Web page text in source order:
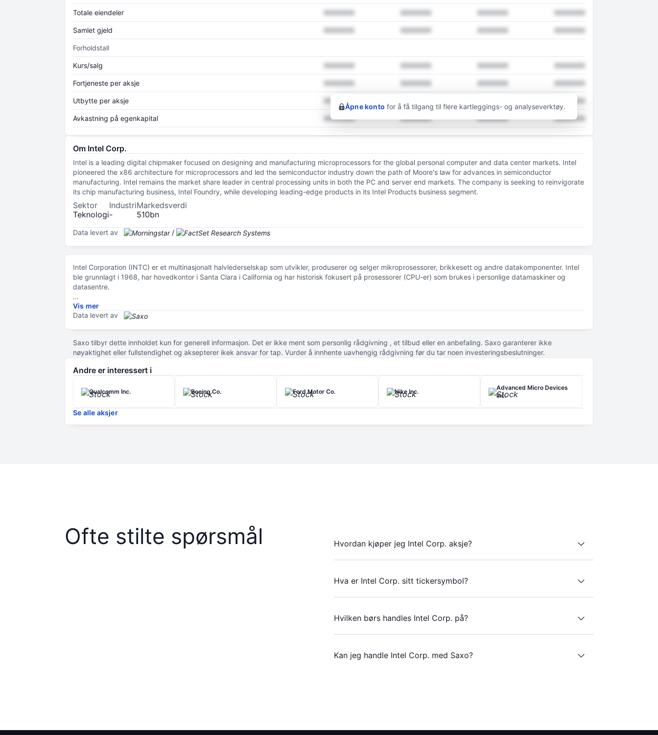
Totale eiendeler XXXXXXX XXXXXXX XXXXXXX XXXXXXX
Samlet gjeld XXXXXXX XXXXXXX XXXXXXX XXXXXXX
Forholdstall
Kurs/salg XXXXXXX XXXXXXX XXXXXXX XXXXXXX
Fortjeneste per aksje XXXXXXX XXXXXXX XXXXXXX XXXXXXX
Utbytte per aksje XXXXXXX XXXXXXX
Avkastning på egenkapital XXXXXXX XXXXXXX XXXXXXX XXXXXXX
Åpne konto for å få tilgang til flere kartleggings- og analyseverktøy.
Om Intel Corp.
Intel is a leading digital chipmaker focused on designing and manufacturing microprocessors for the global personal computer and data center markets. Intel
pioneered the x86 architecture for microprocessors and led the semiconductor industry down the path of Moore's law for advances in semiconductor
manufacturing. Intel remains the market share leader in central processing units in both the PC and server end markets. The company is seeking to reinvigorate
its chip manufacturing business, Intel Foundry, while developing leading-edge products in its Intel Products business segment.
Sektor
Teknologi
Industri
-
Markedsverdi
510bn
Data levert av /
Intel Corporation (INTC) er et multinasjonalt halvlederselskap som utvikler, produserer og selger mikroprosessorer, brikkesett og andre datakomponenter. Intel
ble grunnlagt i 1968, har hovedkontor i Santa Clara i California og har historisk fokusert på prosessorer (CPU-er) som brukes i personlige datamaskiner og
datasentre.
Selskapet utvikler også produkter innenfor et bredt spekter markeder for databehandling, som grafikkort, minne og lagring, nettverk og innebygde løsninger. I
tillegg til kjernevirksomheten med prosessorer, har Intel en divisjon for støpning av halvledere som leverer produksjonstjenester til tredjeparts utviklere av
Intel er notert på NASDAQ-børsen.
Vis mer
Data levert av
Saxo tilbyr dette innholdet kun for generell informasjon. Det er ikke ment som personlig rådgivning , et tilbud eller en anbefaling. Saxo garanterer ikke
nøyaktighet eller fullstendighet og aksepterer ikek ansvar for tap. Vurder å innhente uavhengig rådgivning før du tar noen investeringsbeslutninger.
Andre er interessert i
Qualcomm Inc. Boeing Co. Ford Motor Co. Nike Inc.
Advanced Micro Devices
Inc.
Se alle aksjer
Ofte stilte spørsmål Hvordan kjøper jeg Intel Corp. aksje?
Hva er Intel Corp. sitt tickersymbol?
Hvilken børs handles Intel Corp. på?
Kan jeg handle Intel Corp. med Saxo?